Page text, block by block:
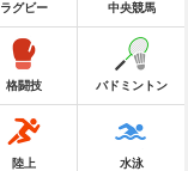
ラグビー 中央競馬
格闘技 バドミントン
陸上 水泳